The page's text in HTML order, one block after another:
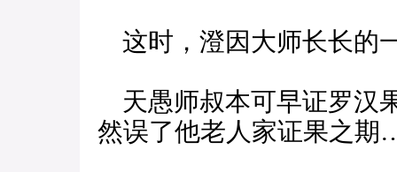
这时，澄因大师长长的
天愚师叔本可早证罗汉
然误了他老人家证果之